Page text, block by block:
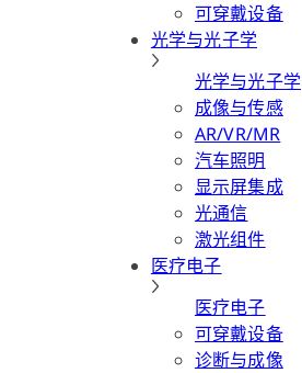
可穿戴设备
光学与光子学
光学与光子学
成像与传感
AR/VR/MR
汽车照明
显示屏集成
光通信
激光组件
医疗电子
医疗电子
可穿戴设备
诊断与成像